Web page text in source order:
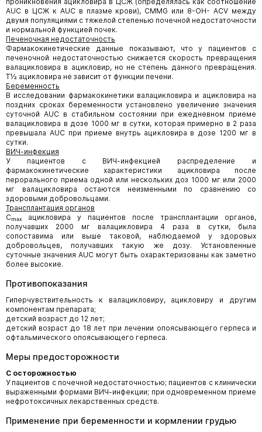
AUC в ЦСЖ к AUC в плазме крови), CMMG или 8-OH- ACV между
двумя популяциями с тяжелой степенью почечной недостаточности
и нормальной функцией почек.
Печеночная недостаточность
Фармакокинетические данные показывают, что у пациентов с
печеночной недостаточностью снижается скорость превращения
валацикловира в ацикловир, но не степень данного превращения.
T½ ацикловира не зависит от функции печени.
Беременность
В исследовании фармакокинетики валацикловира и ацикловира на
поздних сроках беременности установлено увеличение значения
суточной AUC в стабильном состоянии при ежедневном приеме
валацикловира в дозе 1000 мг в сутки, которая примерно в 2 раза
превышала AUC при приеме внутрь ацикловира в дозе 1200 мг в
сутки.
ВИЧ-инфекция
У пациентов с ВИЧ-инфекцией распределение и
фармакокинетические характеристики ацикловира после
перорального приема одной или нескольких доз 1000 мг или 2000
мг валацикловира остаются неизменными по сравнению со
здоровыми добровольцами.
Трансплантация органов
Cₘₐₓ ацикловира у пациентов после трансплантации органов,
получавших 2000 мг валацикловира 4 раза в сутки, была
сопоставима или выше таковой, наблюдаемой у здоровых
добровольцев, получавших такую же дозу. Установленные
суточные значения AUC могут быть охарактеризованы как заметно
более высокие.
Противопоказания
Гиперчувствительность к валацикловиру, ацикловиру и другим
компонентам препарата;
детский возраст до 12 лет;
детский возраст до 18 лет при лечении опоясывающего герпеса и
офтальмического опоясывающего герпеса.
Меры предосторожности
С осторожностью
У пациентов с почечной недостаточностью; пациентов с клинически
выраженными формами ВИЧ-инфекции; при одновременном приеме
нефротоксичных лекарственных средств.
Применение при беременности и кормлении грудью